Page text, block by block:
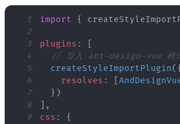
1 import {
2
3
plugins :
4
// 导入 ant-design-vue 样
5
createStyleImportPlugin( {
6
resolves :
7
} )
8
,
9
css :
{